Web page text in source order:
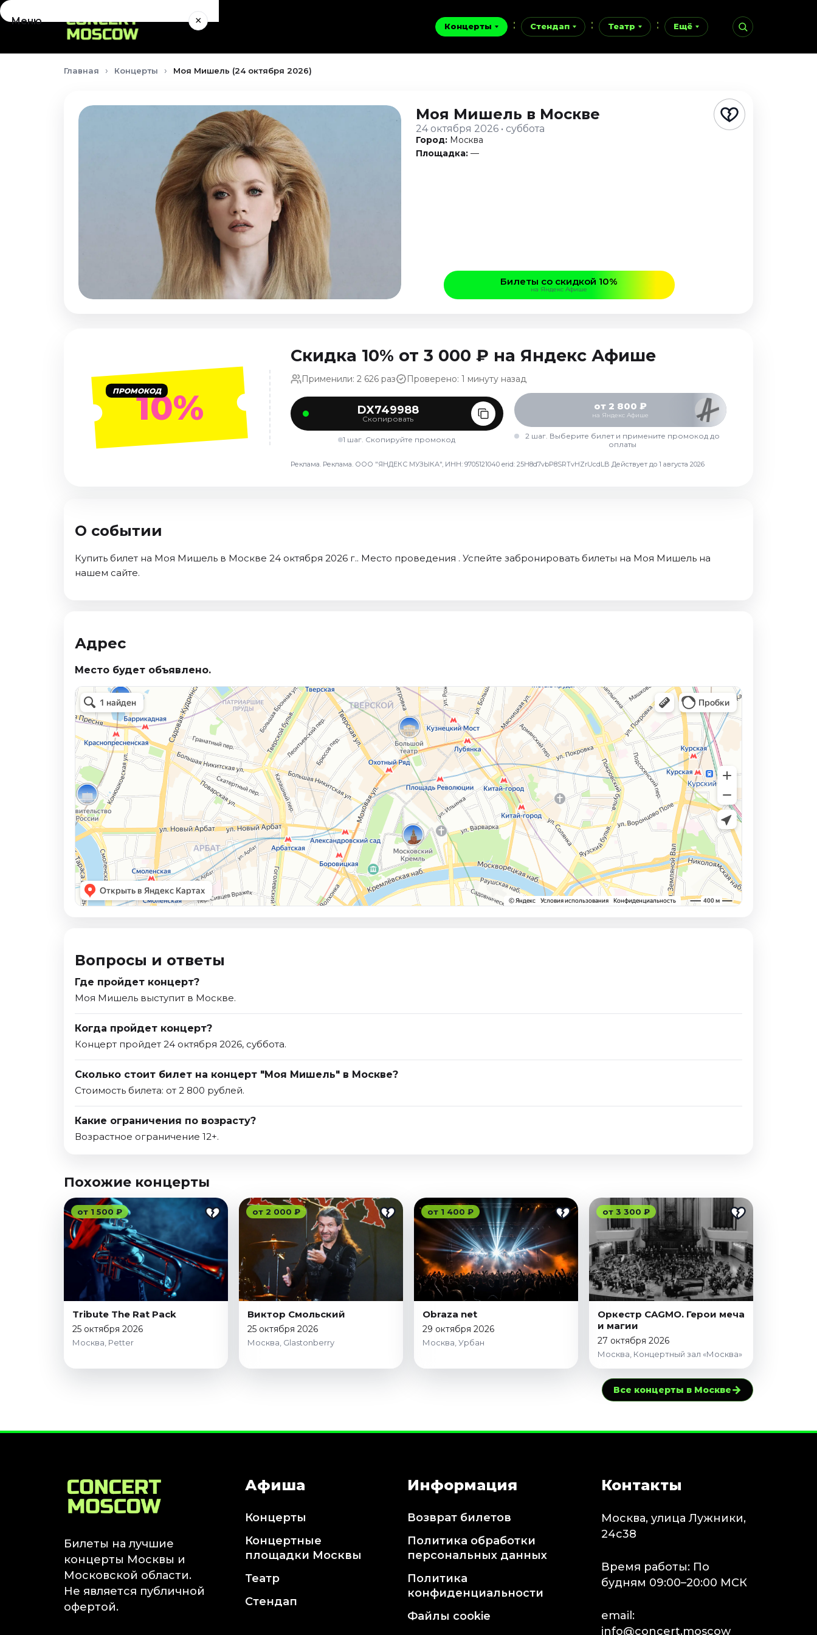
Концерты Стендап Театр Ещё
Меню ×
Концерты
Август 2026
Сентябрь 2026
Сентябрь 2026
Октябрь 2026
Декабрь 2026
Главная Концерты Моя Мишель (24 октября 2026)
Моя Мишель в Москве
24 октября 2026 • суббота
Город: Москва
Площадка: —
Билеты со скидкой 10%
на Яндекс Афише
ПРОМОКОД10%
Скидка 10% от 3 000 ₽ на Яндекс Афише
Применили: 2 626 раз Проверено: 1 минуту назад
DX749988
Скопировать
1 шаг. Скопируйте промокод
от 2 800 ₽
на Яндекс Афише
2 шаг. Выберите билет и примените промокод до
оплаты
Реклама. Реклама. ООО "ЯНДЕКС МУЗЫКА", ИНН: 9705121040 erid: 25H8d7vbP8SRTvHZrUcdLB Действует до 1 августа 2026
О событии
Купить билет на Моя Мишель в Москве 24 октября 2026 г.. Место проведения . Успейте забронировать билеты на Моя Мишель на
нашем сайте.
Адрес
Место будет объявлено.
Вопросы и ответы
Где пройдет концерт?
Моя Мишель выступит в Москве.
Когда пройдет концерт?
Концерт пройдет 24 октября 2026, суббота.
Сколько стоит билет на концерт "Моя Мишель" в Москве?
Стоимость билета: от 2 800 рублей.
Какие ограничения по возрасту?
Возрастное ограничение 12+.
Похожие концерты
от 1 500 ₽
Tribute The Rat Pack
25 октября 2026
Москва, Petter
от 2 000 ₽
Виктор Смольский
25 октября 2026
Москва, Glastonberry
от 1 400 ₽
Obraza net
29 октября 2026
Москва, Урбан
от 3 300 ₽
Оркестр CAGMO. Герои меча
и магии
27 октября 2026
Москва, Концертный зал «Москва»
Все концерты в Москве→
Билеты на лучшие
концерты Москвы и
Московской области.
Не является публичной
офертой.
Афиша
Концерты
Концертные
площадки Москвы
Театр
Стендап
Информация
Возврат билетов
Политика обработки
персональных данных
Политика
конфиденциальности
Файлы cookie
Контакты
Москва, улица Лужники,
24с38
Время работы: По
будням 09:00–20:00 МСК
email:
info@concert.moscow